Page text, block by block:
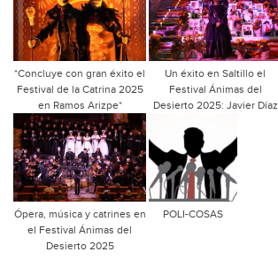
*Concluye con gran éxito el
Festival de la Catrina 2025
en Ramos Arizpe*
Un éxito en Saltillo el
Festival Ánimas del
Desierto 2025: Javier Díaz
Ópera, música y catrines en
el Festival Ánimas del
Desierto 2025
POLI-COSAS